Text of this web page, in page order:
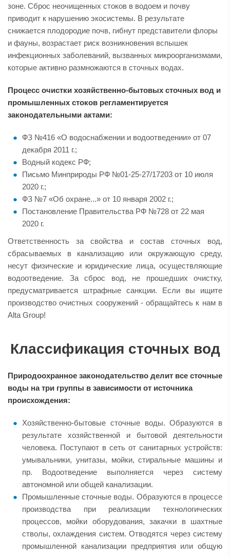
зоне. Сброс неочищенных стоков в водоем и почву
приводит к нарушению экосистемы. В результате
снижается плодородие почв, гибнут представители флоры
и фауны, возрастает риск возникновения вспышек
инфекционных заболеваний, вызванных микроорганизмами,
которые активно размножаются в сточных водах.
Процесс очистки хозяйственно-бытовых сточных вод и
промышленных стоков регламентируется
законодательными актами:
ФЗ №416 «О водоснабжении и водоотведении» от 07
декабря 2011 г.;
Водный кодекс РФ;
Письмо Минприроды РФ №01-25-27/17203 от 10 июля
2020 г.;
ФЗ №7 «Об охране...» от 10 января 2002 г.;
Постановление Правительства РФ №728 от 22 мая
2020 г.
Ответственность за свойства и состав сточных вод,
сбрасываемых в канализацию или окружающую среду,
несут физические и юридические лица, осуществляющие
водоотведение. За сброс вод, не прошедших очистку,
предусматривается штрафные санкции. Если вы ищите
производство очистных сооружений - обращайтесь к нам в
Alta Group!
Классификация сточных вод
Природоохранное законодательство делит все сточные
воды на три группы в зависимости от источника
происхождения:
Хозяйственно-бытовые сточные воды. Образуются в
результате хозяйственной и бытовой деятельности
человека. Поступают в сеть от санитарных устройств:
умывальники, унитазы, мойки, стиральные машины и
пр. Водоотведение выполняется через систему
автономной или общей канализации.
Промышленные сточные воды. Образуются в процессе
производства при реализации технологических
процессов, мойки оборудования, закачки в шахтные
стволы, охлаждения систем. Отводятся через систему
промышленной канализации предприятия или общую